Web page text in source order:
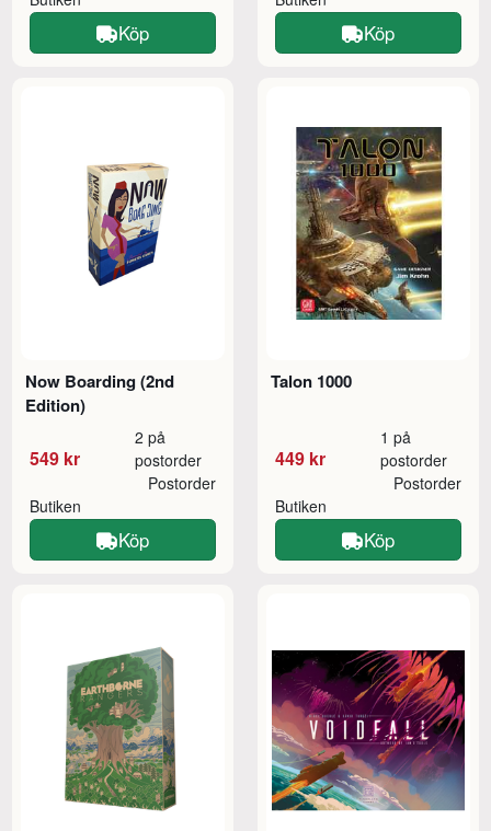
Köp Köp
Now Boarding (2nd
Edition)
549 kr
2 på
postorder
Butiken
Postorder
Köp
Talon 1000
449 kr
1 på
postorder
Butiken
Postorder
Köp